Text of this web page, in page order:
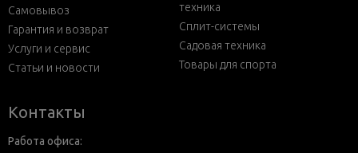
Самовывоз
Гарантия и возврат
Услуги и сервис
Статьи и новости
техника
Сплит-системы
Садовая техника
Товары для спорта
Контакты
Работа офиса: